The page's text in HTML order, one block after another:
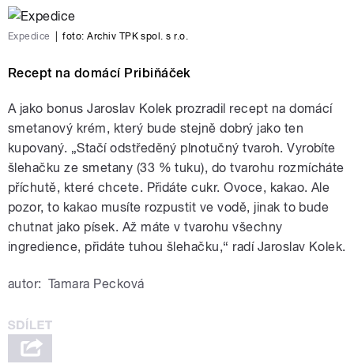
Expedice foto:Archiv TPK spol. s r.o.
Recept na domácí Pribiňáček
A jako bonus Jaroslav Kolek prozradil recept na domácí
smetanový krém, který bude stejně dobrý jako ten
kupovaný. „Stačí odstředěný plnotučný tvaroh. Vyrobíte
šlehačku ze smetany (33 % tuku), do tvarohu rozmícháte
příchutě, které chcete. Přidáte cukr. Ovoce, kakao. Ale
pozor, to kakao musíte rozpustit ve vodě, jinak to bude
chutnat jako písek. Až máte v tvarohu všechny
ingredience, přidáte tuhou šlehačku,“ radí Jaroslav Kolek.
autor: Tamara Pecková